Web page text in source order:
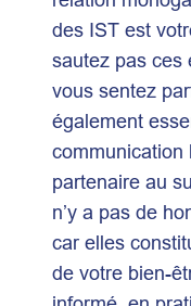
des IST est
sautez pas ces
vous sentez
également
partenaire au
n’y a pas de
car elles
de votre bien-